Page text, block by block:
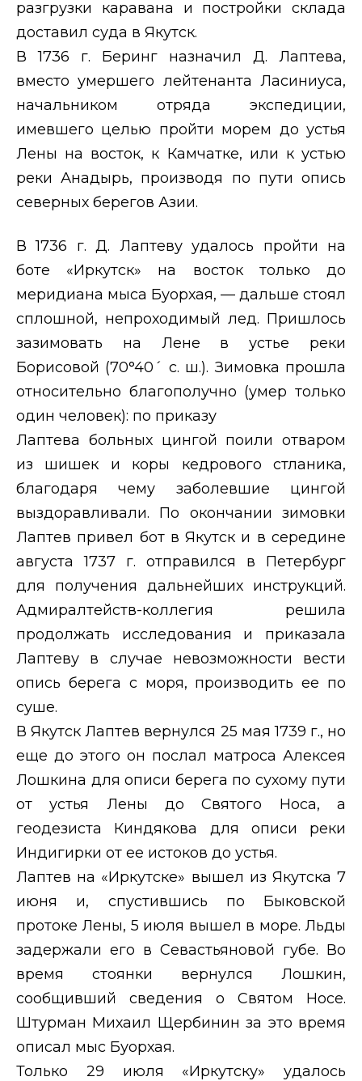
разгрузки каравана и постройки склада
доставил суда в Якутск.
В 1736 г. Беринг назначил Д. Лаптева,
вместо умершего лейтенанта Ласиниуса,
начальником отряда экспедиции,
имевшего целью пройти морем до устья
Лены на восток, к Камчатке, или к устью
реки Анадырь, производя по пути опись
северных берегов Азии.
В 1736 г. Д. Лаптеву удалось пройти на
боте «Иркутск» на восток только до
меридиана мыса Буорхая, — дальше стоял
сплошной, непроходимый лед. Пришлось
зазимовать на Лене в устье реки
Борисовой (70°40´ с. ш.). Зимовка прошла
относительно благополучно (умер только
один человек): по приказу
Лаптева больных цингой поили отваром
из шишек и коры кедрового стланика,
благодаря чему заболевшие цингой
выздоравливали. По окончании зимовки
Лаптев привел бот в Якутск и в середине
августа 1737 г. отправился в Петербург
для получения дальнейших инструкций.
Адмиралтейств-коллегия решила
продолжать исследования и приказала
Лаптеву в случае невозможности вести
опись берега с моря, производить ее по
суше.
В Якутск Лаптев вернулся 25 мая 1739 г., но
еще до этого он послал матроса Алексея
Лошкина для описи берега по сухому пути
от устья Лены до Святого Носа, а
геодезиста Киндякова для описи реки
Индигирки от ее истоков до устья.
Лаптев на «Иркутске» вышел из Якутска 7
июня и, спустившись по Быковской
протоке Лены, 5 июля вышел в море. Льды
задержали его в Севастьяновой губе. Во
время стоянки вернулся Лошкин,
сообщивший сведения о Святом Носе.
Штурман Михаил Щербинин за это время
описал мыс Буорхая.
Только 29 июля «Иркутску» удалось